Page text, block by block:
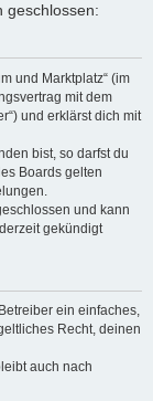
geschlossen:
und Marktplatz“ (im
mit dem
und erklärst dich mit
bist, so darfst du
Boards gelten
und kann
gekündigt
ein einfaches,
Recht, deinen
auch nach